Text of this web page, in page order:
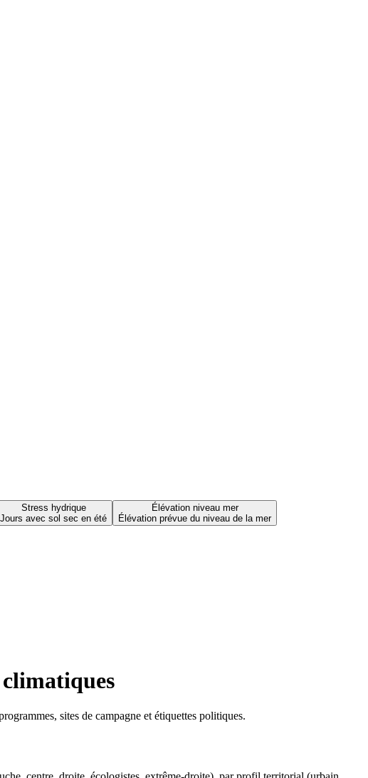
Stress hydrique
Jours avec sol sec en été
Élévation niveau mer
Élévation prévue du niveau de la mer
sites de campagne et étiquettes politiques.